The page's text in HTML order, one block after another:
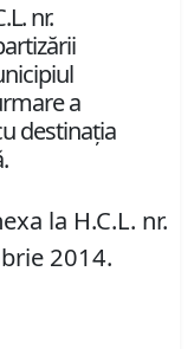
nr.
a
destinaţia
la H.C.L. nr.
2014.